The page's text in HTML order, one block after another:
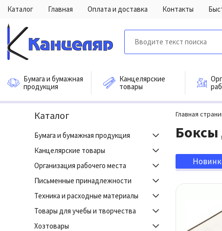
Каталог Главная Оплата и доставка Контакты
Бумага и бумажная
продукция
Канцелярские
товары
Каталог
Бумага и бумажная продукция
Канцелярские товары
Организация рабочего места
Письменные принадлежности
Техника и расходные материалы
Товары для учебы и творчества
Хозтовары
Главная
Боксы